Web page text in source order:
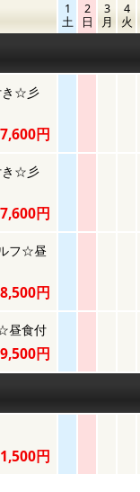
1
土
2
日
3
月
4
火
き☆彡
7,600円
き☆彡
7,600円
フ☆昼
8,500円
昼食付
9,500円
円